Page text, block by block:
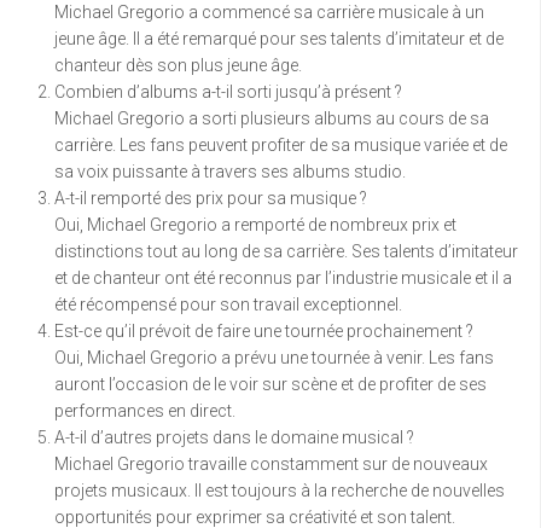
Michael Gregorio a commencé sa carrière musicale à un
jeune âge. Il a été remarqué pour ses talents d’imitateur et de
chanteur dès son plus jeune âge.
Combien d’albums a-t-il sorti jusqu’à présent ?
Michael Gregorio a sorti plusieurs albums au cours de sa
carrière. Les fans peuvent profiter de sa musique variée et de
sa voix puissante à travers ses albums studio.
A-t-il remporté des prix pour sa musique ?
Oui, Michael Gregorio a remporté de nombreux prix et
distinctions tout au long de sa carrière. Ses talents d’imitateur
et de chanteur ont été reconnus par l’industrie musicale et il a
été récompensé pour son travail exceptionnel.
Est-ce qu’il prévoit de faire une tournée prochainement ?
Oui, Michael Gregorio a prévu une tournée à venir. Les fans
auront l’occasion de le voir sur scène et de profiter de ses
performances en direct.
A-t-il d’autres projets dans le domaine musical ?
Michael Gregorio travaille constamment sur de nouveaux
projets musicaux. Il est toujours à la recherche de nouvelles
opportunités pour exprimer sa créativité et son talent.